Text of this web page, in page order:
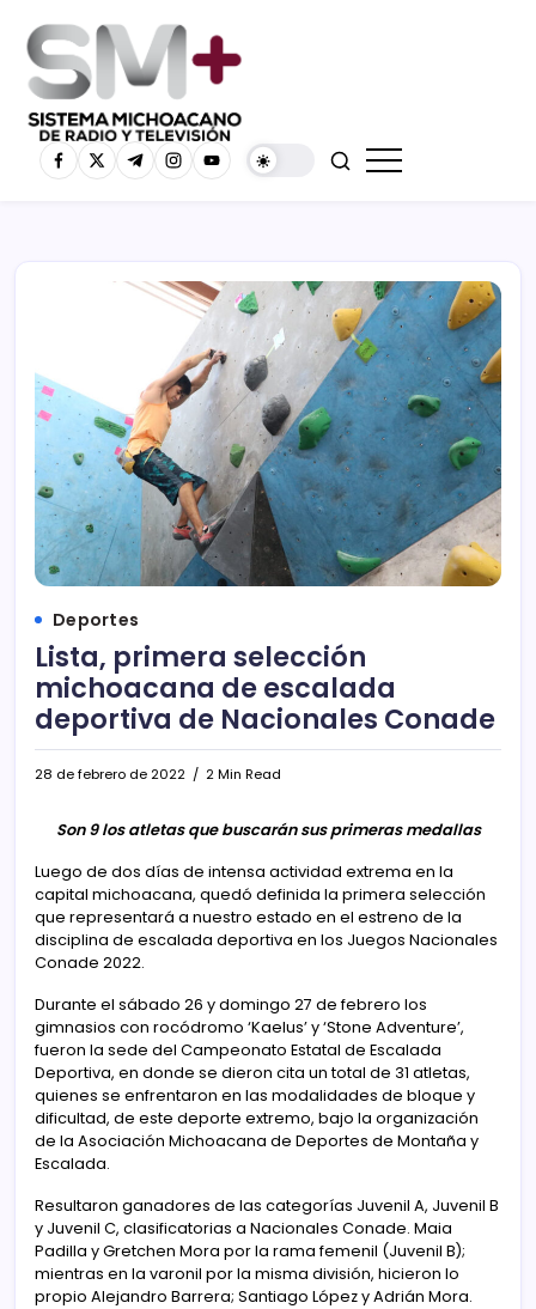
Deportes
Lista, primera selección
michoacana de escalada
deportiva de Nacionales Conade
28 de febrero de 2022 2 Min Read
Son 9 los atletas que buscarán sus primeras medallas
Luego de dos días de intensa actividad extrema en la
capital michoacana, quedó definida la primera selección
que representará a nuestro estado en el estreno de la
disciplina de escalada deportiva en los Juegos Nacionales
Conade 2022.
Durante el sábado 26 y domingo 27 de febrero los
gimnasios con rocódromo ‘Kaelus’ y ‘Stone Adventure’,
fueron la sede del Campeonato Estatal de Escalada
Deportiva, en donde se dieron cita un total de 31 atletas,
quienes se enfrentaron en las modalidades de bloque y
dificultad, de este deporte extremo, bajo la organización
de la Asociación Michoacana de Deportes de Montaña y
Escalada.
Resultaron ganadores de las categorías Juvenil A, Juvenil B
y Juvenil C, clasificatorias a Nacionales Conade. Maia
Padilla y Gretchen Mora por la rama femenil (Juvenil B);
mientras en la varonil por la misma división, hicieron lo
propio Alejandro Barrera; Santiago López y Adrián Mora.